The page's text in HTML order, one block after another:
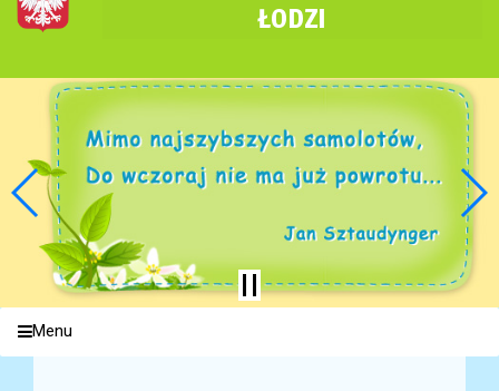
ŁODZI
Menu